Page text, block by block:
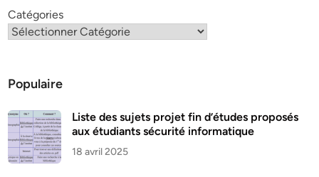
Catégories
Populaire
Liste des sujets projet fin d’études proposés
aux étudiants sécurité informatique
18 avril 2025